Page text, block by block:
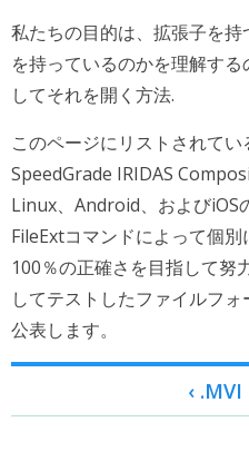
私たちの目的は、拡張子を
を持っているのかを理解す
してそれを開く方法.
このページにリストされて
SpeedGrade IRIDAS
Linux、Android、およびiOS
FileExtコマンドによって個
100％の正確さを目指して努
してテストしたファイルフ
公表します。
‹ .MVI